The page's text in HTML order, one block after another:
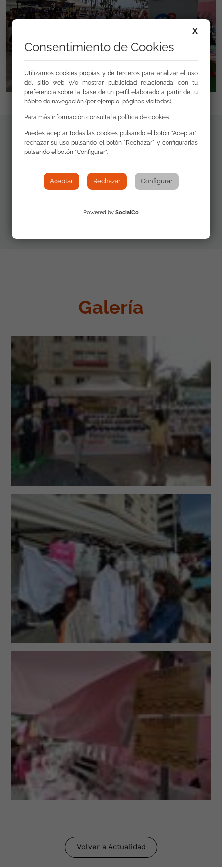
Documentos de interés
RESUMEN MERCADILLO
Galería
Volver a Actualidad
X
Consentimiento de Cookies
Utilizamos cookies propias y de terceros para analizar el uso
del sitio web y/o mostrar publicidad relacionada con tu
preferencia sobre la base de un perfil elaborado a partir de tu
hábito de navegación (por ejemplo, páginas visitadas).
Para más información consulta la política de cookies.
Puedes aceptar todas las cookies pulsando el botón "Aceptar",
rechazar su uso pulsando el botón "Rechazar" y configurarlas
pulsando el botón "Configurar".
Aceptar Rechazar Configurar
Powered by SocialCo